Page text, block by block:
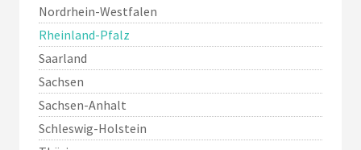
Nordrhein-Westfalen
Rheinland-Pfalz
Saarland
Sachsen
Sachsen-Anhalt
Schleswig-Holstein